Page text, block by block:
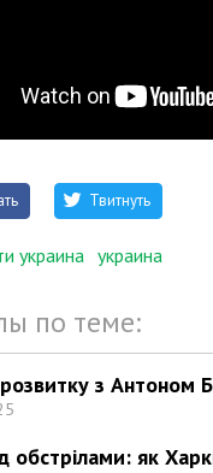
Твитнуть
украина украина
по теме:
з Антоном
обстрілами: як